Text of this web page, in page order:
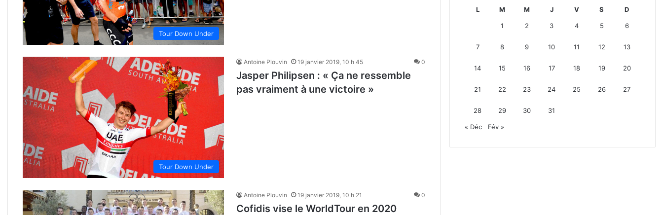
Tour Down Under
Tour Down Under
Antoine Plouvin 19 janvier 2019, 10 h 45 0
Jasper Philipsen : « Ça ne ressemble
pas vraiment à une victoire »
Antoine Plouvin 19 janvier 2019, 10 h 21 0
Cofidis vise le WorldTour en 2020
L M M J V S D
1 2 3 4 5 6
7 8 9 10 11 12 13
14 15 16 17 18 19 20
21 22 23 24 25 26 27
28 29 30 31
« Déc Fév »